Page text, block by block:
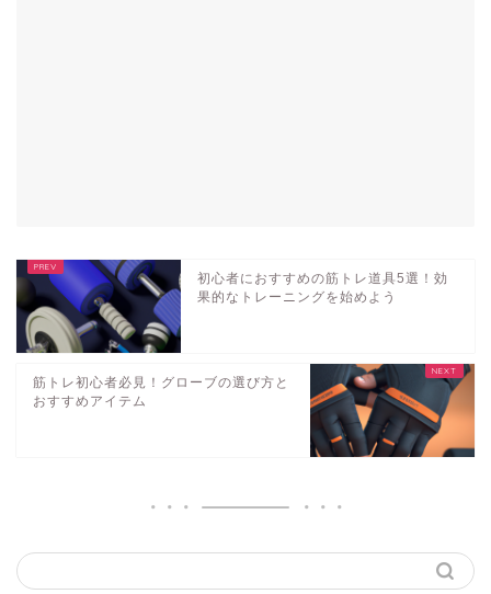
初心者におすすめの筋トレ道具5選！効
果的なトレーニングを始めよう
筋トレ初心者必見！グローブの選び方と
おすすめアイテム